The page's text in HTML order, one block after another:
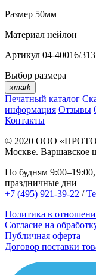
Размер 50мм
Материал нейлон
Артикул 04-40016/313
Выбор размера
xmark
Печатный каталог
информация Отзывы
Контакты
© 2020 ООО
Москве. Варшавское
По будням
праздничные дни
+7 (495) 921-39-22 /
Политика в
Согласие на
Публичная оферта
Договор поставки